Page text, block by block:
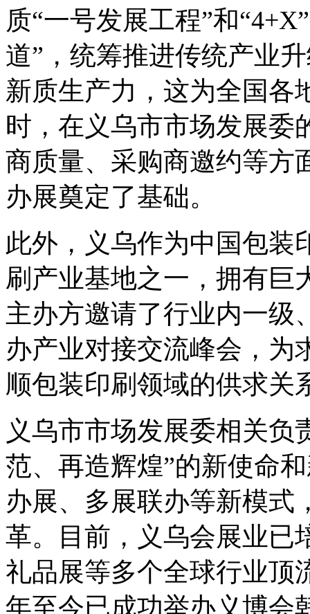
质“一号发展工程”和
道”，统筹推进传统产业
新质生产力，这为全国各
时，在义乌市市场发展委
商质量、采购商邀约等方
办展奠定了基础。
此外，义乌作为中国包装
刷产业基地之一，拥有巨
主办方邀请了行业内一级
办产业对接交流峰会，为
顺包装印刷领域的供求关
义乌市市场发展委相关负
范、再造辉煌”的新使命
办展、多展联办等新模式
革。目前，义乌会展业已
礼品展等多个全球行业顶
年至今已成功举办义博会